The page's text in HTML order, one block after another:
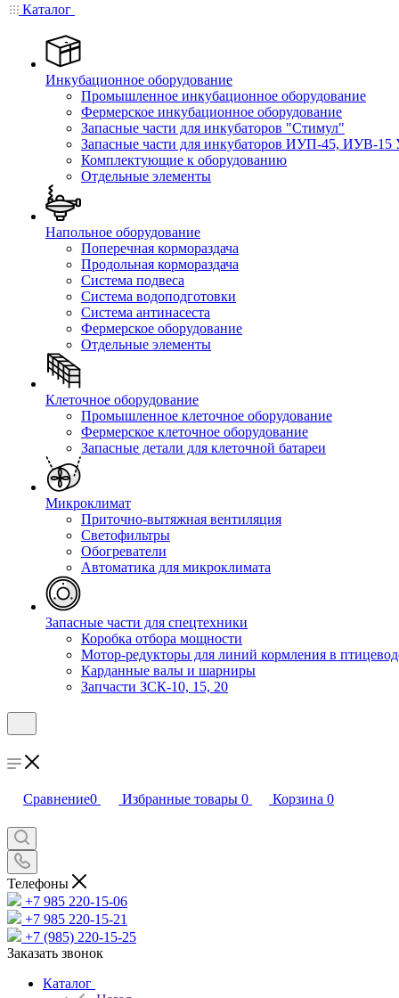
Каталог
Инкубационное оборудование
Промышленное инкубационное оборудование
Фермерское инкубационное оборудование
Запасные части для инкубаторов "Стимул"
Запасные части для инкубаторов ИУП-45, ИУВ-15
Комплектующие к оборудованию
Отдельные элементы
Напольное оборудование
Поперечная кормораздача
Продольная кормораздача
Система подвеса
Система водоподготовки
Система антинасеста
Фермерское оборудование
Отдельные элементы
Клеточное оборудование
Промышленное клеточное оборудование
Фермерское клеточное оборудование
Запасные детали для клеточной батареи
Микроклимат
Приточно-вытяжная вентиляция
Светофильтры
Обогреватели
Автоматика для микроклимата
Запасные части для спецтехники
Коробка отбора мощности
Мотор-редукторы для линий кормления в
Карданные валы и шарниры
Запчасти ЗСК-10, 15, 20
Сравнение0 Избранные товары 0 Корзина 0
Телефоны
+7 985 220-15-06
+7 985 220-15-21
+7 (985) 220-15-25
Заказать звонок
Каталог